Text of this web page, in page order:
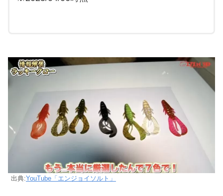
出典:YouTube「エンジョイソルト」